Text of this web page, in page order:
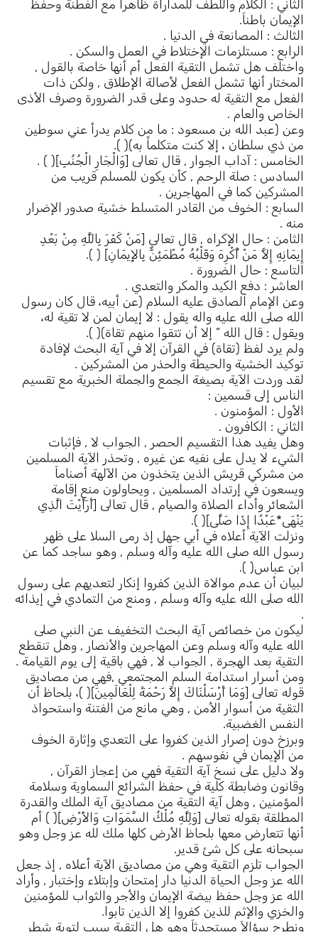
الثاني : الكلام واللطف للمداراة ظاهراَ مع الفطنة وحفظ
الإيمان باطناَ.
الثالث : المصانعة في الدنيا .
الرابع : مستلزمات الإختلاط في العمل والسكن .
واختلف هل تشمل التقية الفعل أم أنها خاصة بالقول ,
المختار أنها تشمل الفعل لأصالة الإطلاق , ولكن ذات
الفعل مع التقية له حدود وعلى قدر الضرورة وصرف الأذى
الخاص والعام .
وعن (عبد الله بن مسعود : ما من كلام يدرأ عني سوطين
من ذي سلطان ، إلا كنت متكلماً به)( ).
الخامس : آداب الجوار , قال تعالى [وَالْجَارِ الْجُنُبِ]( ) .
السادس : صلة الرحم , كأن يكون للمسلم قريب من
المشركين كما في المهاجرين .
السابع : الخوف من القادر المتسلط خشية صدور الإضرار
منه .
الثامن : حال الإكراه , قال تعالى [مَنْ كَفَرَ بِاللَّهِ مِنْ بَعْدِ
إِيمَانِهِ إِلاَّ مَنْ أُكْرِهَ وَقَلْبُهُ مُطْمَئِنٌّ بِالإِيمَانِ] ( ).
التاسع : حال الضرورة .
العاشر : دفع الكيد والمكر والتعدي .
وعن الإمام الصادق عليه السلام (عن أبيه، قال كان رسول
الله صلى الله عليه واله يقول : لا إيمان لمن لا تقية له،
ويقول : قال الله ” إلا أن تتقوا منهم تقاة)( ).
ولم يرد لفظ (تقاة) في القرآن إلا في آية البحث لإفادة
توكيد الخشية والحيطة والحذر من المشركين .
لقد وردت الآية بصيغة الجمع والجملة الخبرية مع تقسيم
الناس إلى قسمين :
الأول : المؤمنون .
الثاني : الكافرون .
وهل يفيد هذا التقسيم الحصر , الجواب لا , فإثبات
الشيء لا يدل على نفيه عن غيره , وتحذر الآية المسلمين
من مشركي قريش الذين يتخذون من الآلهة أصناماَ
ويسعون في إرتداد المسلمين , ويحاولون منع إقامة
الشعائر وأداء الصلاة والصيام , قال تعالى [أَرَأَيْتَ الَّذِي
يَنْهَى*عَبْدًا إِذَا صَلَّى]( ).
ونزلت الآية أعلاه في أبي جهل إذ رمى السلا على ظهر
رسول الله صلى الله عليه وآله وسلم , وهو ساجد كما عن
ابن عباس( ).
لبيان أن عدم موالاة الذين كفروا إنكار لتعديهم على رسول
الله صلى الله عليه وآله وسلم , ومنع من التمادي في إيذائه
.
ليكون من خصائص آية البحث التخفيف عن النبي صلى
الله عليه وآله وسلم وعن المهاجرين والأنصار , وهل تنقطع
التقية بعد الهجرة , الجواب لا , فهي باقية إلى يوم القيامة .
ومن أسرار استدامة السلم المجتمعي ,فهي من مصاديق
قوله تعالى [وَمَا أَرْسَلْنَاكَ إِلاَّ رَحْمَةً لِلْعَالَمِينَ]( )، بلحاظ أن
التقية من أسوار الأمن , وهي مانع من الفتنة واستحواذ
النفس الغضبية.
وبرزخ دون إصرار الذين كفروا على التعدي وإثارة الخوف
من الإيمان في نفوسهم .
ولا دليل على نسخ آية التقية فهي من إعجاز القرآن ,
وقانون وضابطة كلية في حفظ الشرائع السماوية وسلامة
المؤمنين , وهل آية التقية من مصاديق آية الملك والقدرة
المطلقة بقوله تعالى [وَلِلَّهِ مُلْكُ السَّمَوَاتِ وَالأَرْضِ]( ) أم
أنها تتعارض معها بلحاظ الأرض كلها ملك لله عز وجل وهو
سبحانه على كل شئ قدير.
الجواب تلزم التقية وهي من مصاديق الآية أعلاه , إذ جعل
الله عز وجل الحياة الدنيا دار إمتحان وإبتلاء وإختبار , وأراد
الله عز وجل حفظ بيضة الإيمان والأجر والثواب للمؤمنين
والخزي والإثم للذين كفروا إلا الذين تابوا.
ونطرح سؤالاَ مستحدثاَ وهو هل التقية سبب لتوبة شطر